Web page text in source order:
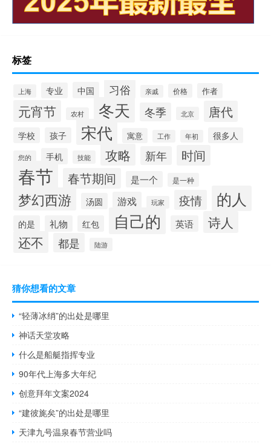
标签
上海 专业 中国 习俗 亲戚 价格 作者
元宵节 农村 冬天 冬季 北京 唐代
学校 孩子 宋代 寓意 工作 年初 很多人
您的 手机 技能 攻略 新年 时间
春节 春节期间 是一个 是一种
梦幻西游 汤圆 游戏 玩家 疫情 的人
的是 礼物 红包 自己的 英语
诗人
还不
都是 陆游
猜你想看的文章
“轻薄冰绡”的出处是哪里
神话天堂攻略
什么是船艇指挥专业
90年代上海多大年纪
创意拜年文案2024
“建彼旄矣”的出处是哪里
天津九号温泉春节营业吗